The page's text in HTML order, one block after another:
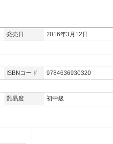
発売日
2016年3月12日
ISBNコード
9784636930320
難易度 初中級